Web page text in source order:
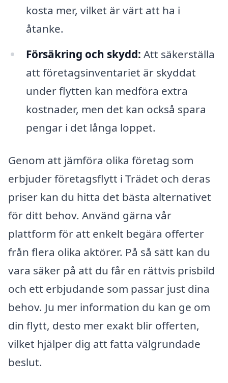
kosta mer, vilket är värt att ha i
åtanke.
Försäkring och skydd: Att säkerställa
att företagsinventariet är skyddat
under flytten kan medföra extra
kostnader, men det kan också spara
pengar i det långa loppet.
Genom att jämföra olika företag som
erbjuder företagsflytt i Trädet och deras
priser kan du hitta det bästa alternativet
för ditt behov. Använd gärna vår
plattform för att enkelt begära offerter
från flera olika aktörer. På så sätt kan du
vara säker på att du får en rättvis prisbild
och ett erbjudande som passar just dina
behov. Ju mer information du kan ge om
din flytt, desto mer exakt blir offerten,
vilket hjälper dig att fatta välgrundade
beslut.